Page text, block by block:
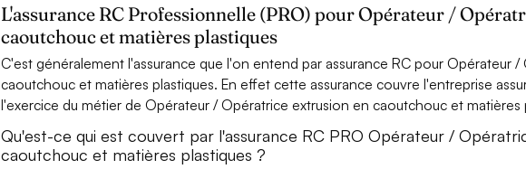
L'assurance RC Professionnelle (PRO) pour Opérateur /
caoutchouc et matières plastiques
C'est généralement l'assurance que l'on entend par assurance RC pour Opérateur
caoutchouc et matières plastiques. En effet cette assurance couvre l'entreprise
l'exercice du métier de Opérateur / Opératrice extrusion en caoutchouc et matières
Qu'est-ce qui est couvert par l'assurance RC PRO Opérateur /
caoutchouc et matières plastiques ?